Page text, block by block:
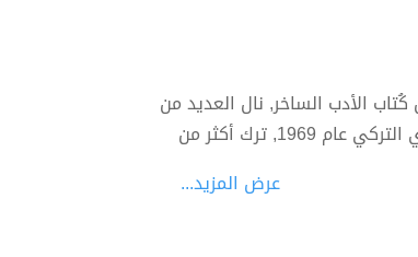
الأدب الساخر, نال العديد من
الجوائز منها جائزة السعفة الذهبية من ايطاليا عام 1956, وجائزة المجمع اللغوي التركي عام 1969, ترك أكثر من
عرض المزيد...